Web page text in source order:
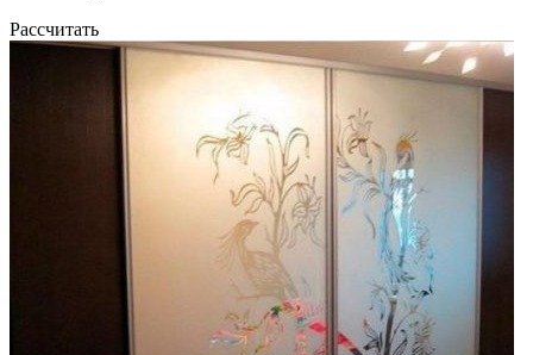
Рассчитать